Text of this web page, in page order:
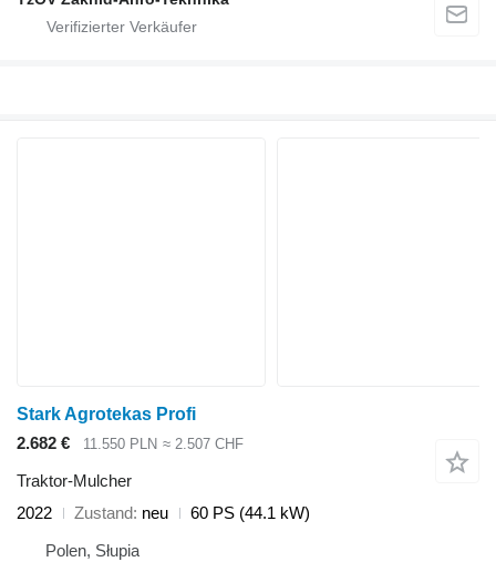
Stark Agrotekas Profi
2.682 €
11.550 PLN ≈ 2.507 CHF
Traktor-Mulcher
2022
Zustand neu
60 PS (44.1 kW)
Polen, Słupia